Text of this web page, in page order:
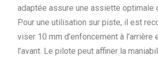
adaptée assure une assiette optimale
Pour une utilisation sur piste, il est
viser 10 mm d’enfoncement à l’arrière
l’avant. Le pilote peut affiner la